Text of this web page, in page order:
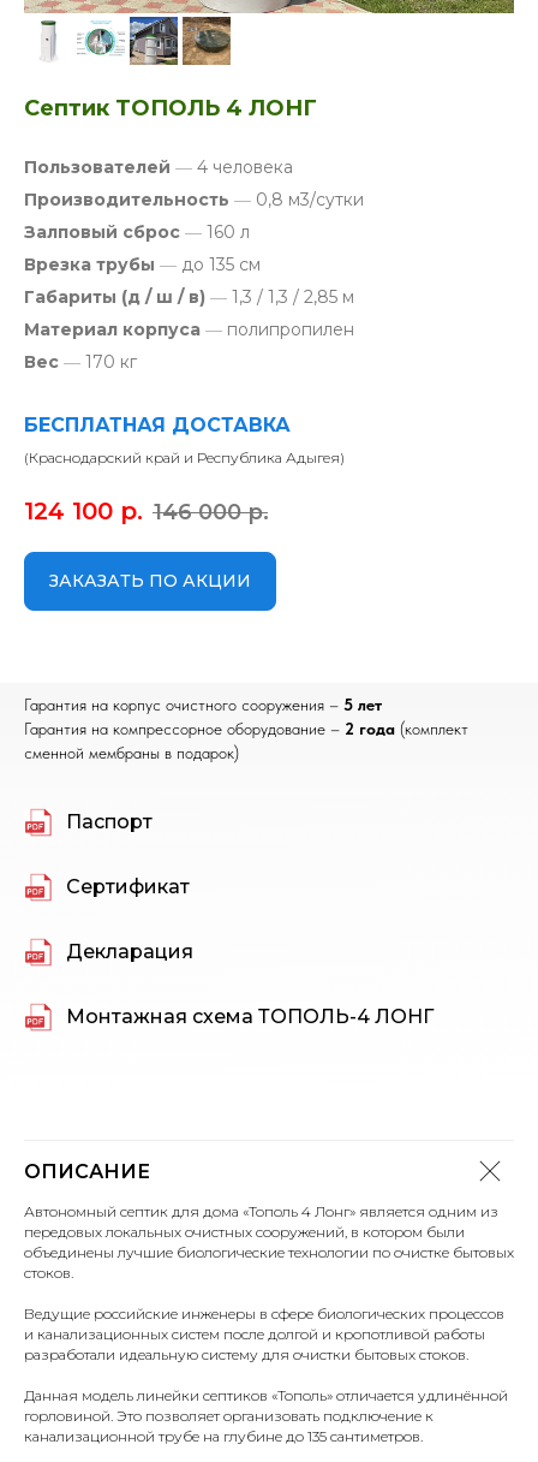
Септик ТОПОЛЬ 4 ЛОНГ
Пользователей — 4 человека
Производительность — 0,8 м3/сутки
Залповый сброс — 160 л
Врезка трубы — до 135 см
Габариты (д / ш / в) — 1,3 / 1,3 / 2,85 м
Материал корпуса — полипропилен
Вес — 170 кг
БЕСПЛАТНАЯ ДОСТАВКА
(Краснодарский край и Республика Адыгея)
124 100 р. 146 000 р.
ЗАКАЗАТЬ ПО АКЦИИ
Гарантия на корпус очистного сооружения – 5 лет
Гарантия на компрессорное оборудование – 2 года (комплект
сменной мембраны в подарок)
Паспорт
Сертификат
Декларация
Монтажная схема ТОПОЛЬ-4 ЛОНГ
ОПИСАНИЕ
Автономный септик для дома «Тополь 4 Лонг» является одним из
передовых локальных очистных сооружений, в котором были
объединены лучшие биологические технологии по очистке бытовых
стоков.
Ведущие российские инженеры в сфере биологических процессов
и канализационных систем после долгой и кропотливой работы
разработали идеальную систему для очистки бытовых стоков.
Данная модель линейки септиков «Тополь» отличается удлинённой
горловиной. Это позволяет организовать подключение к
канализационной трубе на глубине до 135 сантиметров.